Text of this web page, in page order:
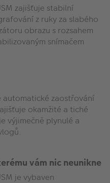
zajišťuje stabilní
z ruky za slabého
obrazu s rozsahem
snímačem
automatické zaostřování
okamžité a tiché
výjimečně plynulé a
vám nic neunikne
je vybaven